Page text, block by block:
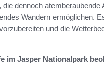
dennoch atemberaubende
Wandern ermöglichen.
und die
im Jasper Nationalpark